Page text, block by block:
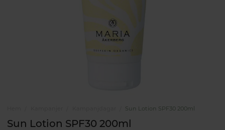
Sun Lotion SPF30 200ml
Sun Lotion SPF30 200ml